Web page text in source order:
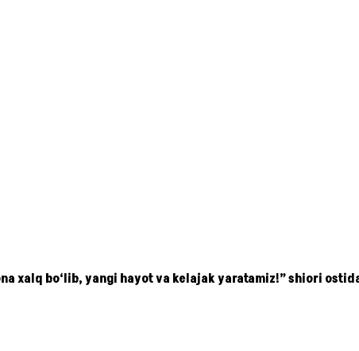
xalq bo‘lib, yangi hayot va kelajak yaratamiz!” shiori